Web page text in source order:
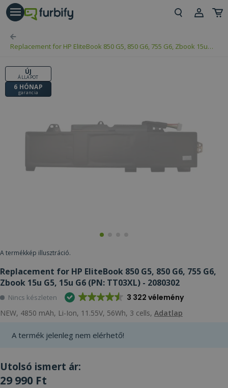
Replacement for HP EliteBook 850 G5, 850 G6, 755 G6, Zbook 15u
ÚJ
ÁLLAPOT
6 HÓNAP
garancia
A termékkép illusztráció.
Replacement for HP EliteBook 850 G5, 850 G6, 755 G6,
Zbook 15u G5, 15u G6 (PN: TT03XL) - 2080302
Nincs készleten 3 322 vélemény
NEW, 4850 mAh, Li-Ion, 11.55V, 56Wh, 3 cells, Adatlap
A termék jelenleg nem elérhető!
Utolsó ismert ár:
29 990 Ft
gomb